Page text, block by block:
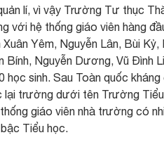
lí, vì vậy Trường Tư thục
với hệ thống giáo viên hàng
Yêm, Nguyễn Lân, Bùi
Bính, Nguyễn Dương, Vũ Đình
học sinh. Sau Toàn quốc
lại trường dưới tên Trường
giáo viên nhà trường có
Tiểu học.